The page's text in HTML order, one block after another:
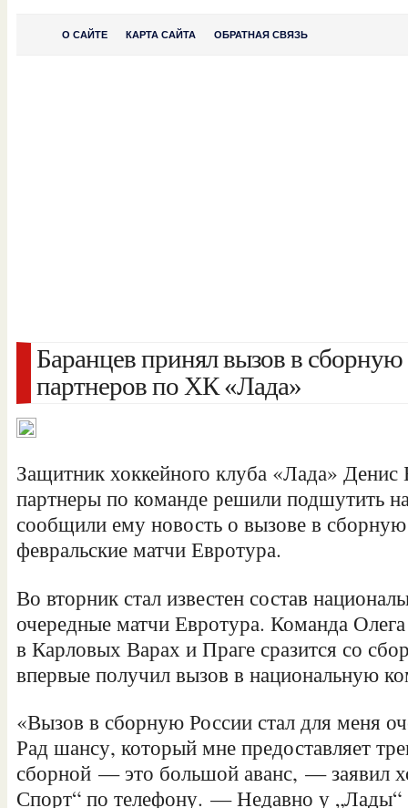
О САЙТЕ КАРТА САЙТА ОБРАТНАЯ СВЯЗЬ
Баранцев принял вызов в
партнеров по ХК «Лада»
Защитник хоккейного клуба «Лада» Денис
партнеры по команде решили подшутить
сообщили ему новость о вызове в
февральские матчи Евротура.
Во вторник стал известен состав
очередные матчиЕвротура. Команда
в Карловых Варах и Праге сразится со
впервые получил вызов в национальную
«Вызов в сборную России стал для меня
Рад шансу, который мне предоставляет
сборной — это большой аванс, — заявил
Спорт“ по телефону. — Недавно у